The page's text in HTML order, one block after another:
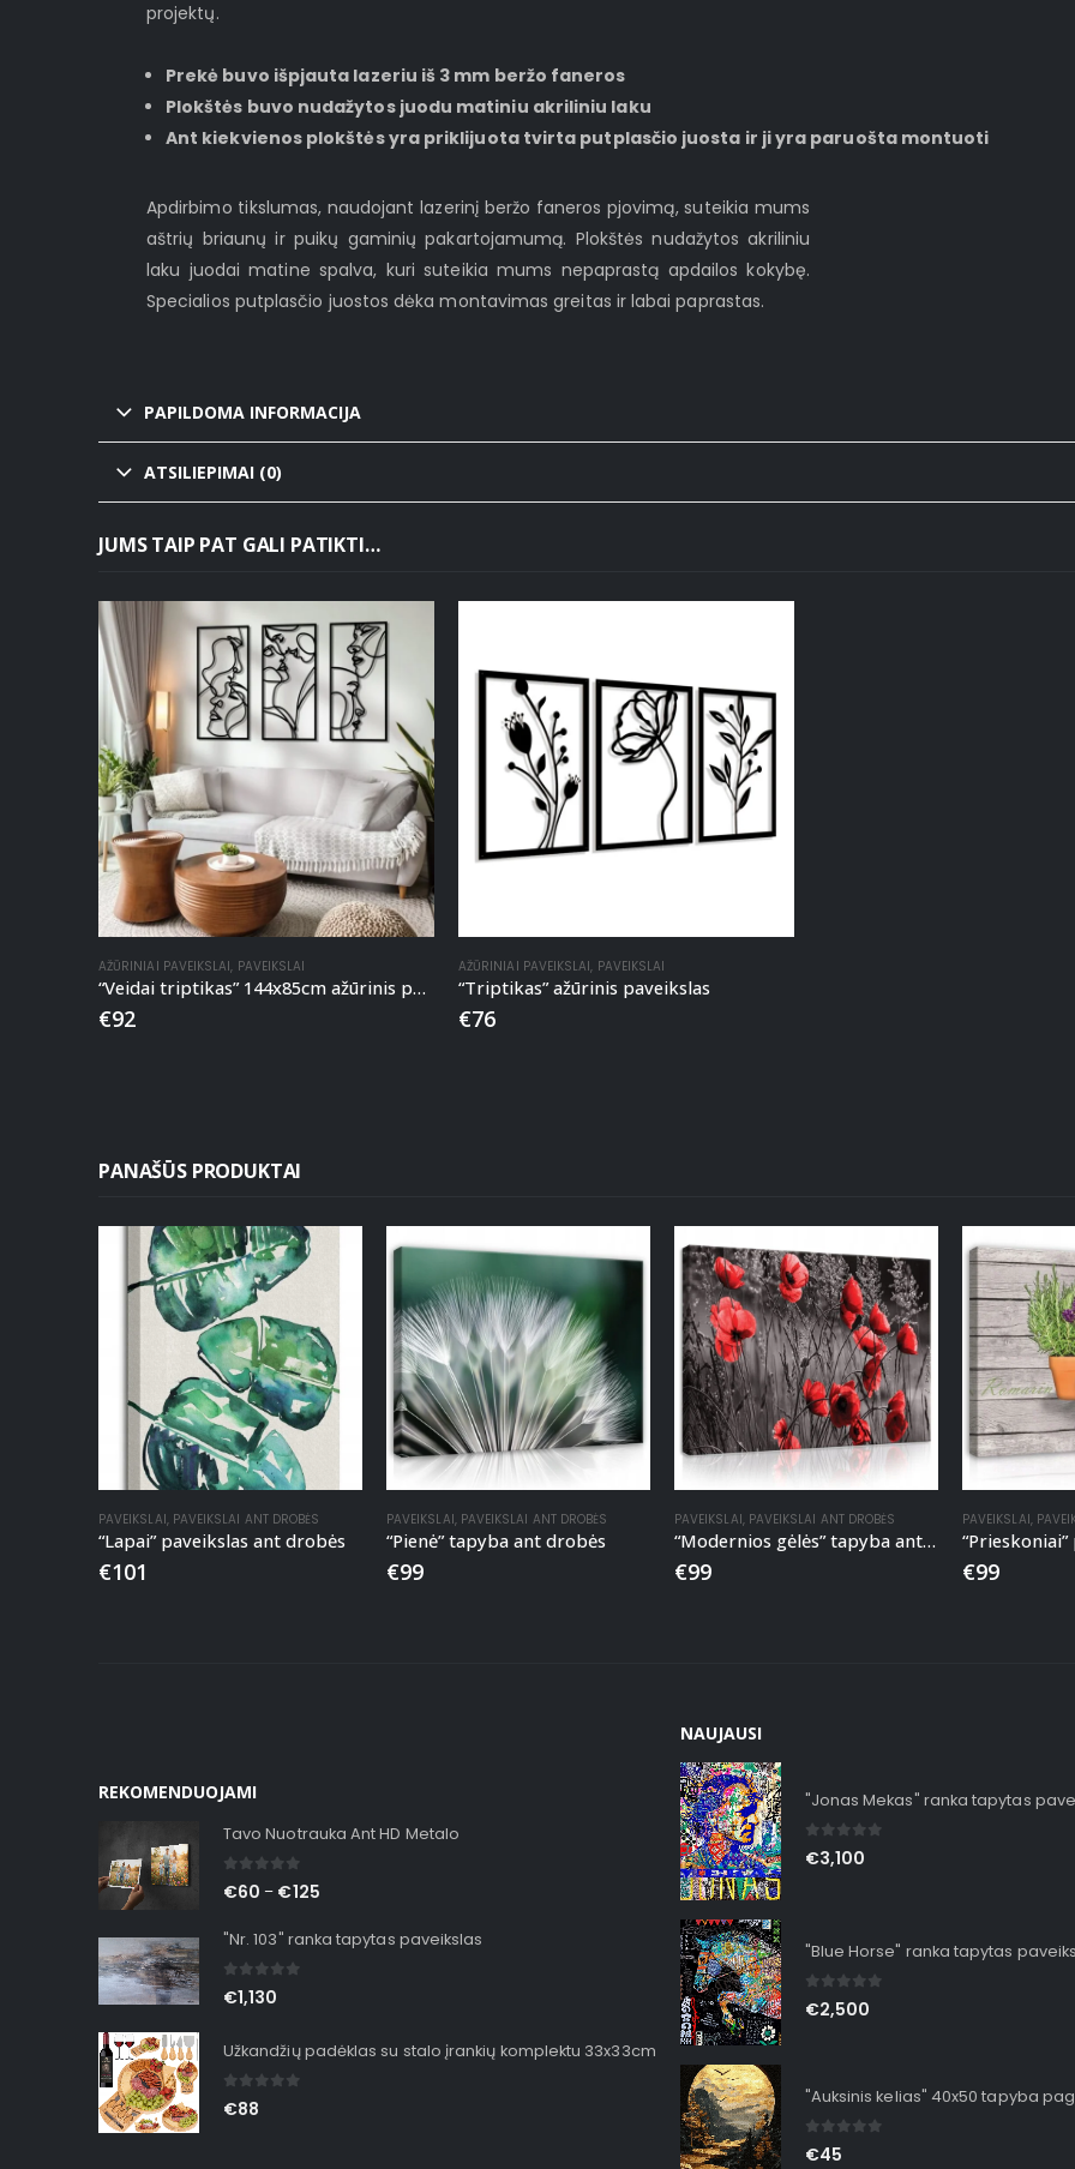
projektų.
Prekė buvo išpjauta lazeriu iš 3 mm beržo faneros
Plokštės buvo nudažytos juodu matiniu akriliniu laku
Ant kiekvienos plokštės yra priklijuota tvirta putplasčio juosta ir ji yra paruošta montuoti
Apdirbimo tikslumas, naudojant lazerinį beržo faneros pjovimą, suteikia mums
aštrių briaunų ir puikų gaminių pakartojamumą. Plokštės nudažytos akriliniu
laku juodai matine spalva, kuri suteikia mums nepaprastą apdailos kokybę.
Specialios putplasčio juostos dėka montavimas greitas ir labai paprastas.
PAPILDOMA INFORMACIJA
ATSILIEPIMAI (0)
JUMS TAIP PAT GALI PATIKTI…
AŽŪRINIAI PAVEIKSLAI, PAVEIKSLAI
“Veidai triptikas” 144x85cm ažūrinis paveikslas
€92
AŽŪRINIAI PAVEIKSLAI, PAVEIKSLAI
“Triptikas” ažūrinis paveikslas
€76
PANAŠŪS PRODUKTAI
PAVEIKSLAI, PAVEIKSLAI ANT DROBĖS
“Lapai” paveikslas ant drobės
€101
PAVEIKSLAI, PAVEIKSLAI ANT DROBĖS
“Pienė” tapyba ant drobės
€99
PAVEIKSLAI, PAVEIKSLAI ANT DROBĖS
“Modernios gėlės” tapyba ant drobės
€99
PAVEIKSLAI,
€99
REKOMENDUOJAMI
Tavo Nuotrauka Ant HD Metalo
out of 5
€60 – €125
"Nr. 103" ranka tapytas paveikslas
out of 5
€1,130
Užkandžių padėklas su stalo įrankių komplektu 33x33cm
out of 5
€88
NAUJAUSI
"Jonas Mekas" ranka tapytas
out of 5
€3,100
"Blue Horse" ranka tapytas
out of 5
€2,500
"Auksinis kelias" 40x50 tapyba
out of 5
€45